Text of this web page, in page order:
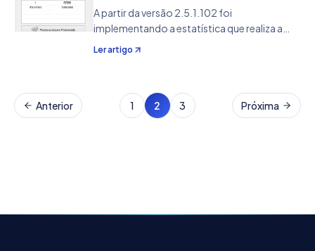
A partir da versão 2.5.1.102 foi
implementando a estatística que realiza a
verificação das 50.063.860 combinações
possíveis da Mega Sena. Nisso podemos ter
consequentemente…
Ler artigo
Anterior 1 2 3 Próxima